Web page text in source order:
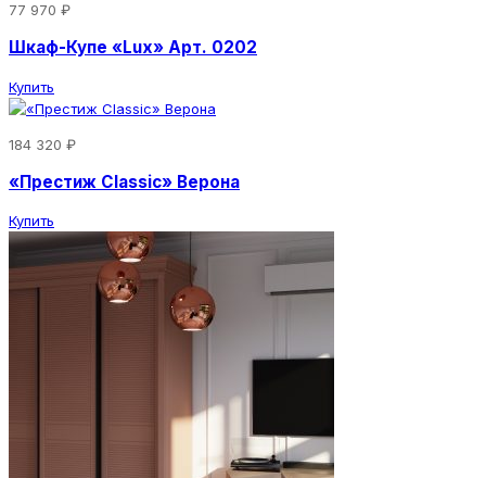
77 970 ₽
Шкаф-Купе «Lux» Арт. 0202
Купить
184 320 ₽
«Престиж Classic» Верона
Купить